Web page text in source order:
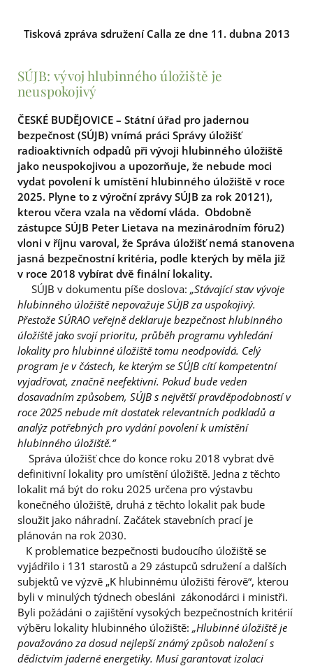
Tisková zpráva sdružení Calla ze dne 11. dubna 2013
SÚJB: vývoj hlubinného úložiště je
neuspokojivý
ČESKÉ BUDĚJOVICE – Státní úřad pro jadernou
bezpečnost (SÚJB) vnímá práci Správy úložišť
radioaktivních odpadů při vývoji hlubinného úložiště
jako neuspokojivou a upozorňuje, že nebude moci
vydat povolení k umístění hlubinného úložiště v roce
2025. Plyne to z výroční zprávy SÚJB za rok 20121),
kterou včera vzala na vědomí vláda. Obdobně
zástupce SÚJB Peter Lietava na mezinárodním fóru2)
vloni v říjnu varoval, že Správa úložišť nemá stanovena
jasná bezpečnostní kritéria, podle kterých by měla již
v roce 2018 vybírat dvě finální lokality.
SÚJB v dokumentu píše doslova: „Stávající stav vývoje
hlubinného úložiště nepovažuje SÚJB za uspokojivý.
Přestože SÚRAO veřejně deklaruje bezpečnost hlubinného
úložiště jako svojí prioritu, průběh programu vyhledání
lokality pro hlubinné úložiště tomu neodpovídá. Celý
program je v částech, ke kterým se SÚJB cítí kompetentní
vyjadřovat, značně neefektivní. Pokud bude veden
dosavadním způsobem, SÚJB s největší pravděpodobností v
roce 2025 nebude mít dostatek relevantních podkladů a
analýz potřebných pro vydání povolení k umístění
hlubinného úložiště.“
Správa úložišť chce do konce roku 2018 vybrat dvě
definitivní lokality pro umístění úložiště. Jedna z těchto
lokalit má být do roku 2025 určena pro výstavbu
konečného úložiště, druhá z těchto lokalit pak bude
sloužit jako náhradní. Začátek stavebních prací je
plánován na rok 2030.
K problematice bezpečnosti budoucího úložiště se
vyjádřilo i 131 starostů a 29 zástupců sdružení a dalších
subjektů ve výzvě „K hlubinnému úložišti férově“, kterou
byli v minulých týdnech obesláni zákonodárci i ministři.
Byli požádáni o zajištění vysokých bezpečnostních kritérií
výběru lokality hlubinného úložiště: „Hlubinné úložiště je
považováno za dosud nejlepší známý způsob naložení s
dědictvím jaderné energetiky. Musí garantovat izolaci